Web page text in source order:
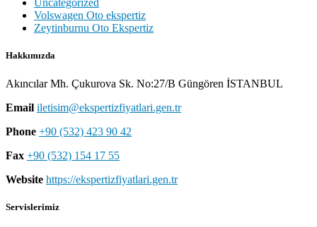
Uncategorized
Volswagen Oto ekspertiz
Zeytinburnu Oto Ekspertiz
Hakkımızda
Akıncılar Mh. Çukurova Sk. No:27/B Güngören İSTANBUL
Email iletisim@ekspertizfiyatlari.gen.tr
Phone +90 (532) 423 90 42
Fax +90 (532) 154 17 55
Website https://ekspertizfiyatlari.gen.tr
Servislerimiz